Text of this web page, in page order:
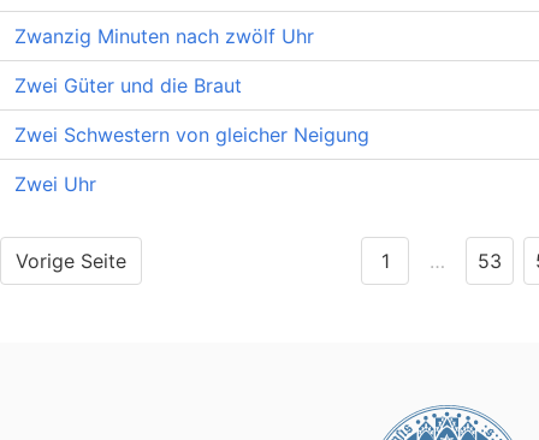
Zwanzig Minuten nach zwölf Uhr
Zwei Güter und die Braut
Zwei Schwestern von gleicher Neigung
Zwei Uhr
Vorige Seite 1 … 53